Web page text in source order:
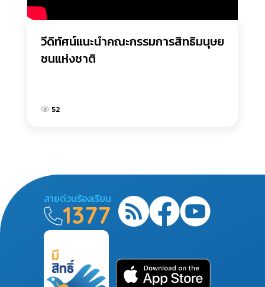
วีดิทัศน์แนะนำคณะกรรมการสิทธิมนุษย
ชนแห่งชาติ
52
สายด่วนร้องเรียน
1377